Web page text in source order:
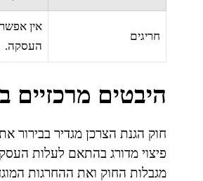
חריגים
העסקה.
היבטים מרכזיים
חוק הגנת הצרכן מגדיר בבירור
פיצוי מדורג בהתאם לעלות
מגבלות החוק ואת ההחרגות